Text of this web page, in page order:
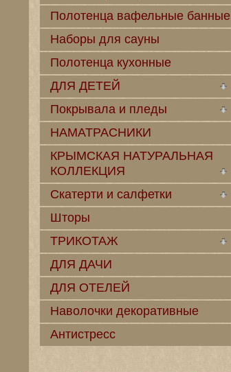
Полотенца вафельные банные
Наборы для сауны
Полотенца кухонные
ДЛЯ ДЕТЕЙ
Покрывала и пледы
НАМАТРАСНИКИ
КРЫМСКАЯ НАТУРАЛЬНАЯ
КОЛЛЕКЦИЯ
Скатерти и салфетки
Шторы
ТРИКОТАЖ
ДЛЯ ДАЧИ
ДЛЯ ОТЕЛЕЙ
Наволочки декоративные
Антистресс